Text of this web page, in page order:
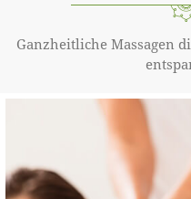
Ganzheitliche Massagen